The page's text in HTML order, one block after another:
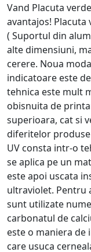
Vand Placuta
avantajos!
( Suportul din
alte dimensiuni,
cerere. Noua
indicatoare este
tehnica este mult
obisnuita de
superioara, cat si
diferitelor
UV consta intr-o
se aplica pe un
este apoi uscata
ultraviolet. Pentru
sunt utilizate
carbonatul de
este o maniera de
care usuca